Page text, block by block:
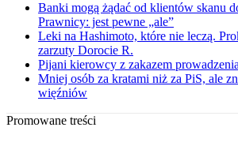
Banki mogą żądać od klientów skanu
Prawnicy: jest pewne „ale”
Leki na Hashimoto, które nie leczą.
zarzuty Dorocie R.
Pijani kierowcy z zakazem
Mniej osób za kratami niż za PiS, ale
więźniów
Promowane treści